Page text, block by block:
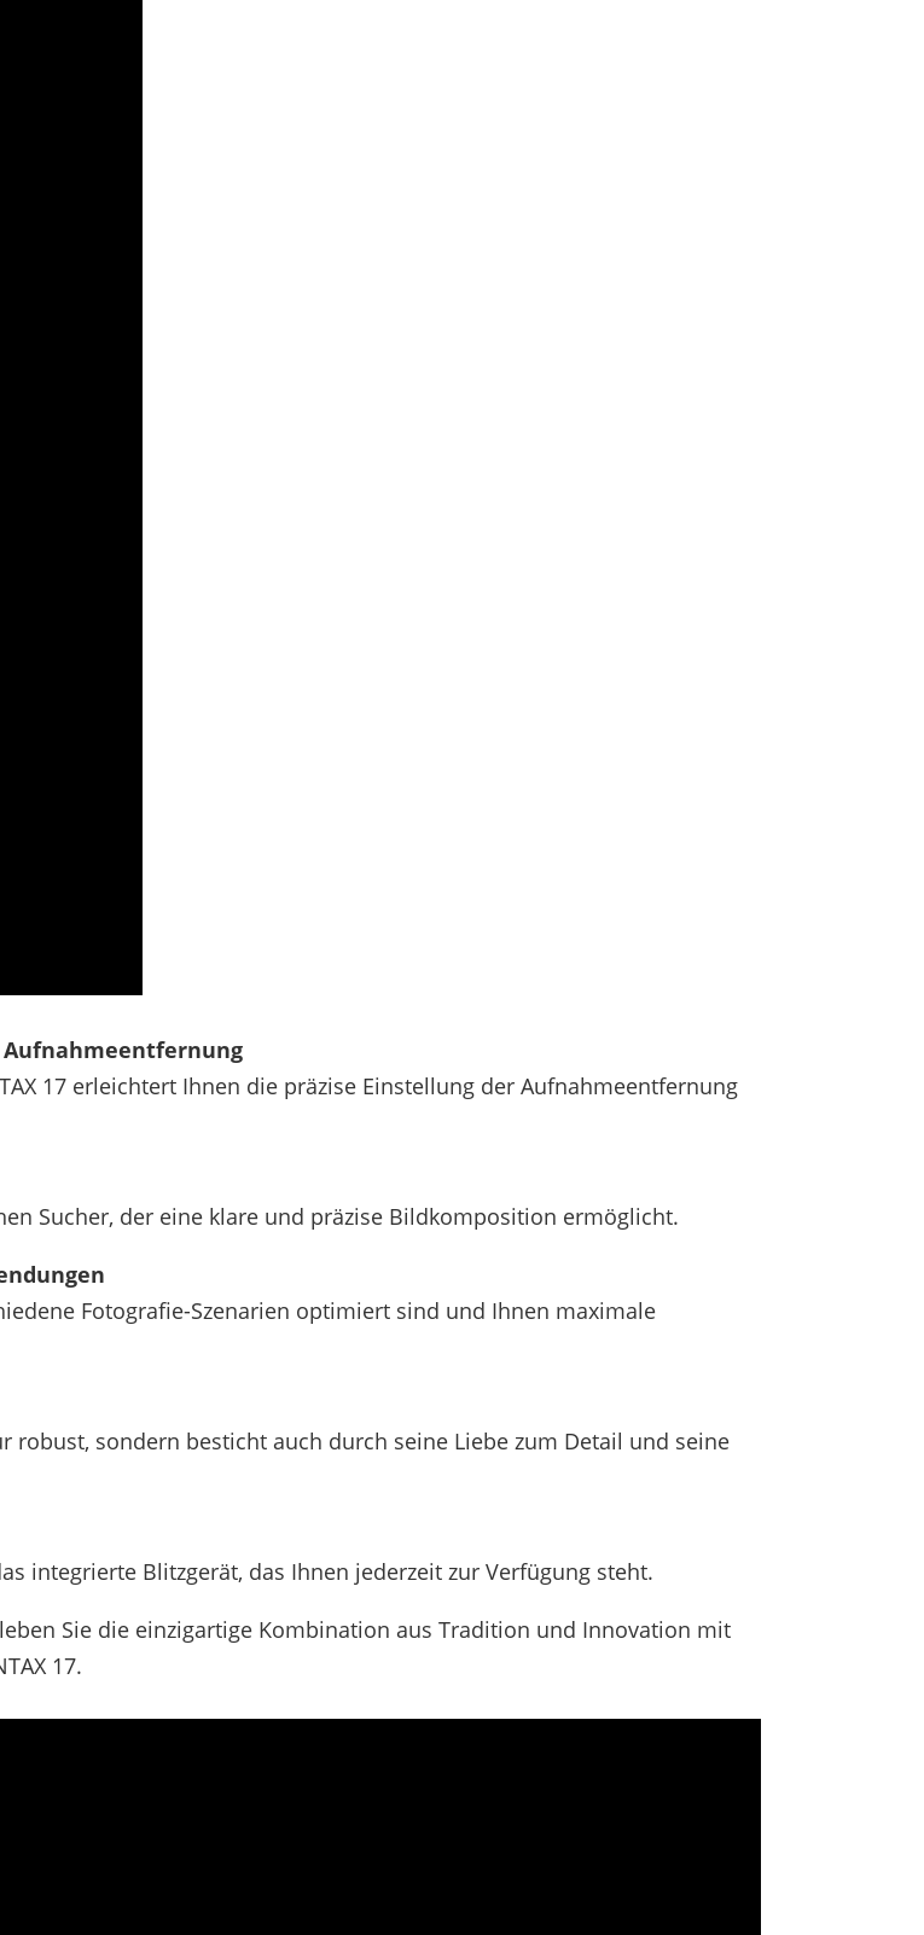
17 erleichtert Ihnen die präzise Einstellung der Aufnahmeentfernung
Sucher, der eine klare und präzise Bildkomposition ermöglicht.
Fotografie-Szenarien optimiert sind und Ihnen maximale
robust, sondern besticht auch durch seine Liebe zum Detail und seine
integrierte Blitzgerät, das Ihnen jederzeit zur Verfügung steht.
Sie die einzigartige Kombination aus Tradition und Innovation mit
17.